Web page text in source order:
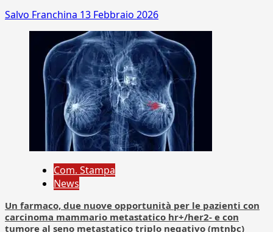
Salvo Franchina 13 Febbraio 2026
Com. Stampa
News
Un farmaco, due nuove opportunità per le pazienti con
carcinoma mammario metastatico hr+/her2- e con
tumore al seno metastatico triplo negativo (mtnbc)